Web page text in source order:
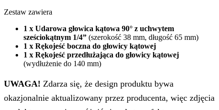
Zestaw zawiera
1 x Udarowa głowica kątowa 90° z uchwytem
sześciokątnym 1/4” (szerokość 38 mm, długość 65 mm)
1 x Rękojeść boczna do głowicy kątowej
1 x Rękojeść przedłużająca do głowicy kątowej
(wydłużenie do 140 mm)
UWAGA! Zdarza się, że design produktu bywa
okazjonalnie aktualizowany przez producenta, więc zdjęcia